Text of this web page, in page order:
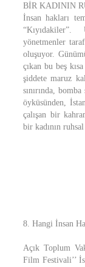
BİR KADININ
İnsan hakları
“Kıyıdakiler”.
yönetmenler
oluşuyor.
çıkan bu beş
şiddete maruz
sınırında,
öyküsünden,
çalışan bir
bir kadının
8. Hangi İnsan
Açık Toplum
Film Festivali’’